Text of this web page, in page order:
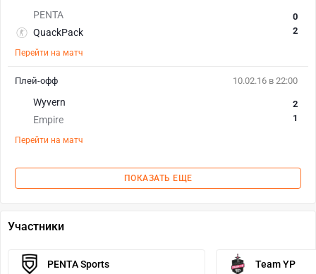
PENTA
QuackPack
0
2
Перейти на матч
10.02.16 в 22:00
Wyvern
Empire
2
1
Перейти на матч
Плей-офф
ПОКАЗАТЬ ЕЩЕ
Участники
PENTA Sports Team YP